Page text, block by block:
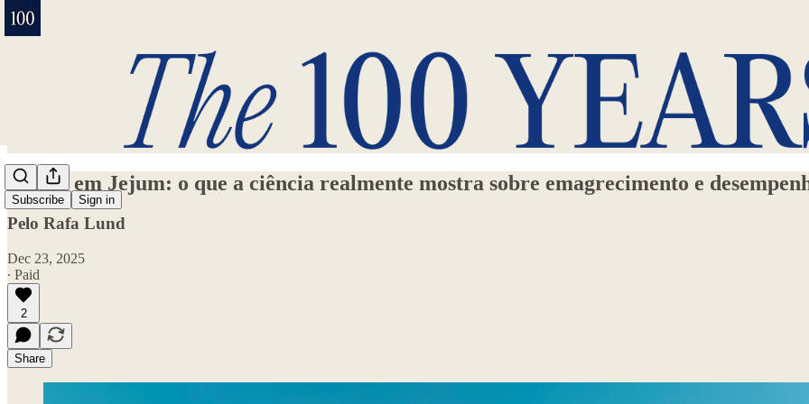
Subscribe Sign in
Treino em Jejum: o que a ciência realmente mostra sobre emagrecimento e
Pelo Rafa Lund
Dec 23, 2025
∙ Paid
2
Share